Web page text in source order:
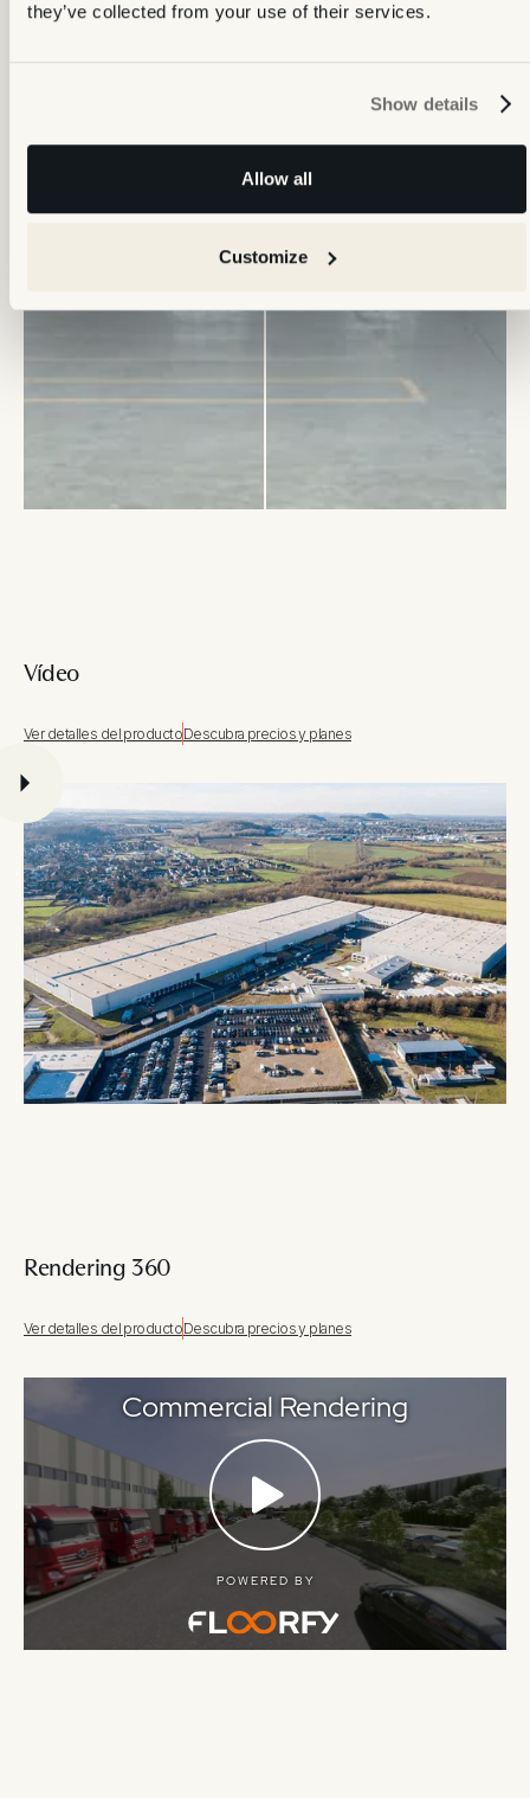
they’ve collected from your use of their services.
Show details
Allow all
Customize
Vídeo
Ver detalles del productoDescubra precios y planes
Rendering 360
Ver detalles del productoDescubra precios y planes